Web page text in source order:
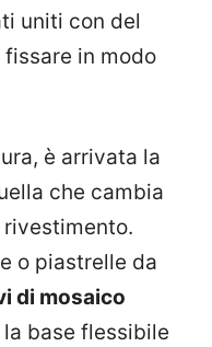
uniti con del
in modo
è arrivata la
che cambia
rivestimento.
o piastrelle da
di mosaico
la base flessibile